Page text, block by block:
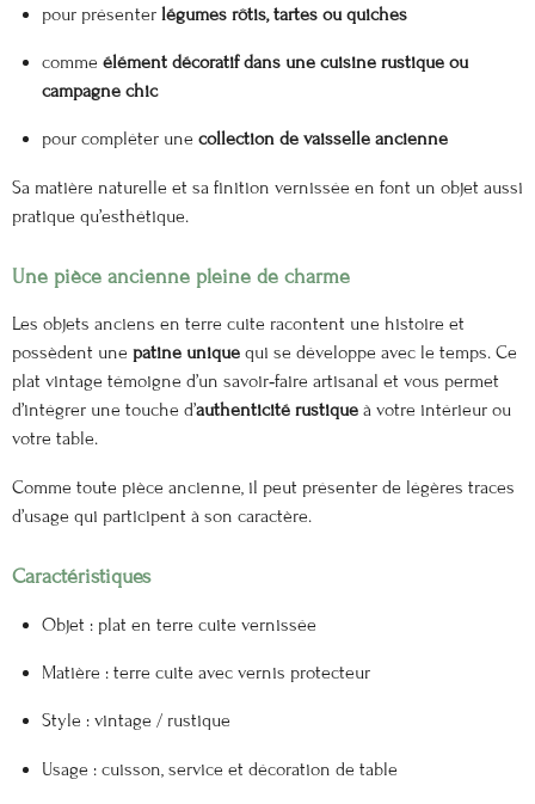
pour présenter légumes rôtis, tartes ou quiches
comme élément décoratif dans une cuisine rustique ou
campagne chic
pour compléter une collection de vaisselle ancienne
Sa matière naturelle et sa finition vernissée en font un objet aussi
pratique qu’esthétique.
Une pièce ancienne pleine de charme
Les objets anciens en terre cuite racontent une histoire et
possèdent une patine unique qui se développe avec le temps. Ce
plat vintage témoigne d’un savoir‑faire artisanal et vous permet
d’intégrer une touche d’authenticité rustique à votre intérieur ou
votre table.
Comme toute pièce ancienne, il peut présenter de légères traces
d’usage qui participent à son caractère.
Caractéristiques
Objet : plat en terre cuite vernissée
Matière : terre cuite avec vernis protecteur
Style : vintage / rustique
Usage : cuisson, service et décoration de table